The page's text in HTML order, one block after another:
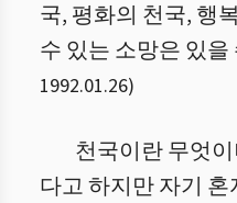
국, 평화의 천국, 행
수 있는 소망은 있을
1992.01.26)
천국이란 무엇
다고 하지만 자기